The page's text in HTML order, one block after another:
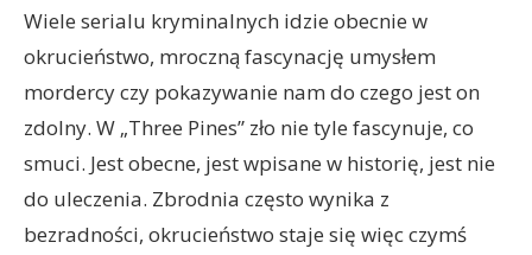
Wiele serialu kryminalnych idzie obecnie w
okrucieństwo, mroczną fascynację umysłem
mordercy czy pokazywanie nam do czego jest on
zdolny. W „Three Pines” zło nie tyle fascynuje, co
smuci. Jest obecne, jest wpisane w historię, jest nie
do uleczenia. Zbrodnia często wynika z
bezradności, okrucieństwo staje się więc czymś